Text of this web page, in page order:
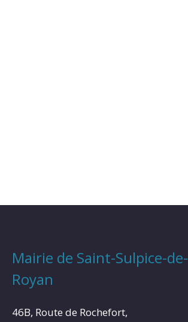
Mairie de Saint-Sulpice-de-
Royan
46B, Route de Rochefort,